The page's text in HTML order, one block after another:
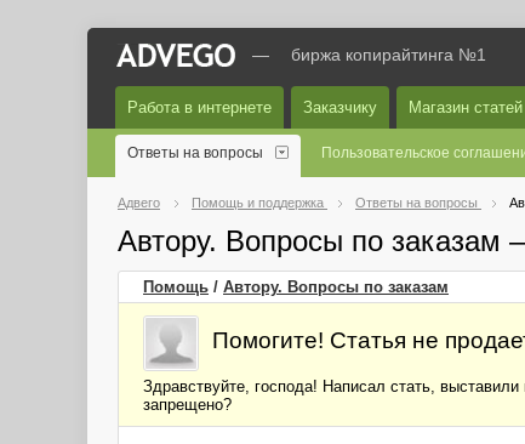
— биржа копирайтинга №1
Работа в интернете Заказчику Магазин статей
Ответы на вопросы Пользовательское
Адвего Помощь и поддержка Ответы на вопросы
Автору. Вопросы по
Помощь / Автору. Вопросы по заказам
Помогите! Статья не
Здравствуйте, господа! Написал стать,
запрещено?